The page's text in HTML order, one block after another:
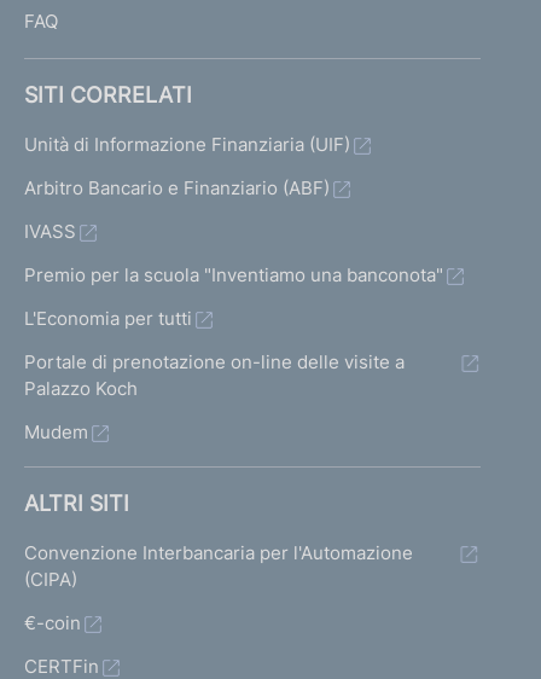
FAQ
SITI CORRELATI
Unità di Informazione Finanziaria (UIF)
Arbitro Bancario e Finanziario (ABF)
IVASS
Premio per la scuola "Inventiamo una banconota"
L'Economia per tutti
Portale di prenotazione on-line delle visite a
Palazzo Koch
Mudem
ALTRI SITI
Convenzione Interbancaria per l'Automazione
(CIPA)
€-coin
CERTFin